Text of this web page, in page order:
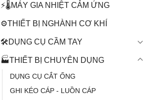
⚡🌡️MÁY GIA NHIỆT CẢM ỨNG
⚙️THIẾT BỊ NGHÀNH CƠ KHÍ
🛠️DỤNG CỤ CẦM TAY
🏭THIẾT BỊ CHUYÊN DỤNG
DỤNG CỤ CẮT ỐNG
GHI KÉO CÁP - LUỒN CÁP